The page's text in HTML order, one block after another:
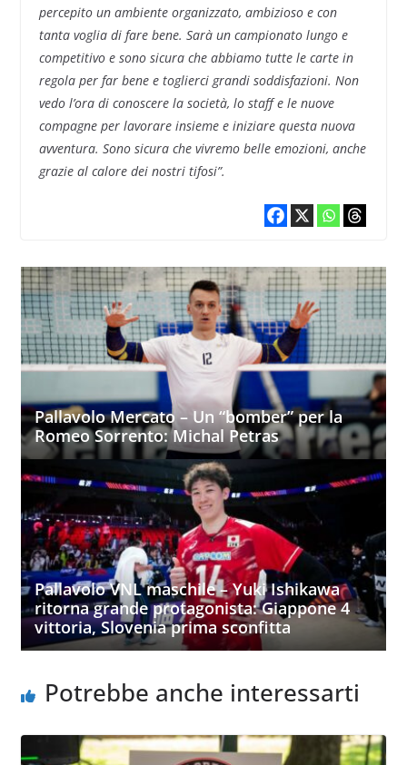
percepito un ambiente organizzato, ambizioso e con
tanta voglia di fare bene. Sarà un campionato lungo e
competitivo e sono sicura che abbiamo tutte le carte in
regola per far bene e toglierci grandi soddisfazioni. Non
vedo l’ora di conoscere la società, lo staff e le nuove
compagne per lavorare insieme e iniziare questa nuova
avventura. Sono sicura che vivremo belle emozioni, anche
grazie al calore dei nostri tifosi”.
Pallavolo Mercato – Un “bomber” per la
Romeo Sorrento: Michal Petras
Pallavolo VNL maschile – Yuki Ishikawa
ritorna grande protagonista: Giappone 4
vittoria, Slovenia prima sconfitta
Potrebbe anche interessarti